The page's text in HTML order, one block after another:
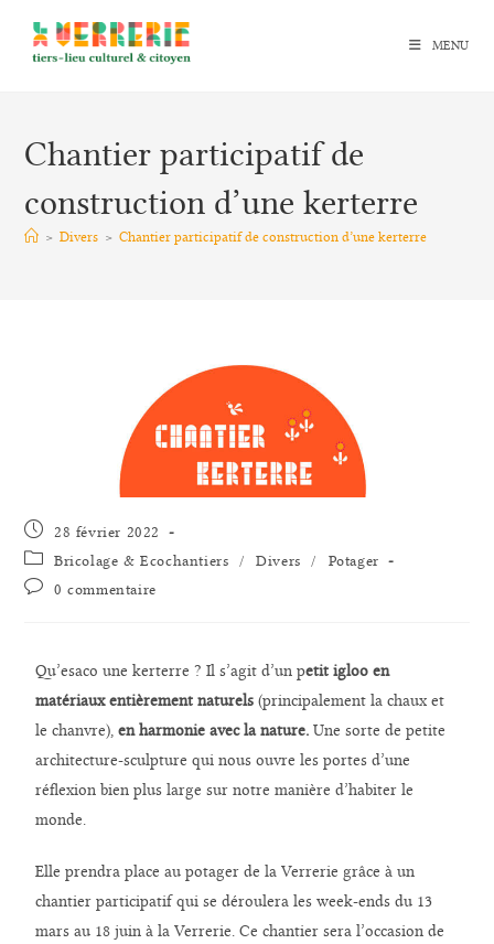
MENU
Chantier participatif de
construction d’une kerterre
> Divers > Chantier participatif de construction d’une kerterre
28 février 2022
Bricolage & Ecochantiers
/ Divers /
Potager
0 commentaire
Qu’esaco une kerterre ? Il s’agit d’un petit igloo en
matériaux entièrement naturels (principalement la chaux et
le chanvre),en harmonie avec la nature. Une sorte de petite
architecture-sculpture qui nous ouvre les portes d’une
réflexion bien plus large sur notre manière d’habiter le
monde.
Elle prendra place au potager de la Verrerie grâce à un
chantier participatif qui se déroulera les week-ends du 13
mars au 18 juin à la Verrerie. Ce chantier sera l’occasion de